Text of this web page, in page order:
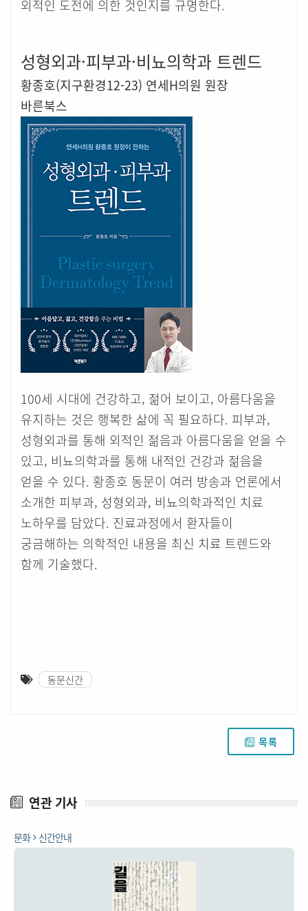
외적인 도전에 의한 것인지를 규명한다.
성형외과·피부과·비뇨의학과 트렌드
황종호(지구환경12-23) 연세H의원 원장
바른북스
100세 시대에 건강하고, 젊어 보이고, 아름다움을
유지하는 것은 행복한 삶에 꼭 필요하다. 피부과,
성형외과를 통해 외적인 젊음과 아름다움을 얻을 수
있고, 비뇨의학과를 통해 내적인 건강과 젊음을
얻을 수 있다. 황종호 동문이 여러 방송과 언론에서
소개한 피부과, 성형외과, 비뇨의학과적인 치료
노하우를 담았다. 진료과정에서 환자들이
궁금해하는 의학적인 내용을 최신 치료 트렌드와
함께 기술했다.
동문신간
목록
연관 기사
문화 신간안내